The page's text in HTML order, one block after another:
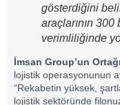
gösterdiğini
araçlarının 300
verimliliğinde
İmsan Group’un
lojistik operasyonunun
“Rekabetin yüksek,
lojistik sektöründe